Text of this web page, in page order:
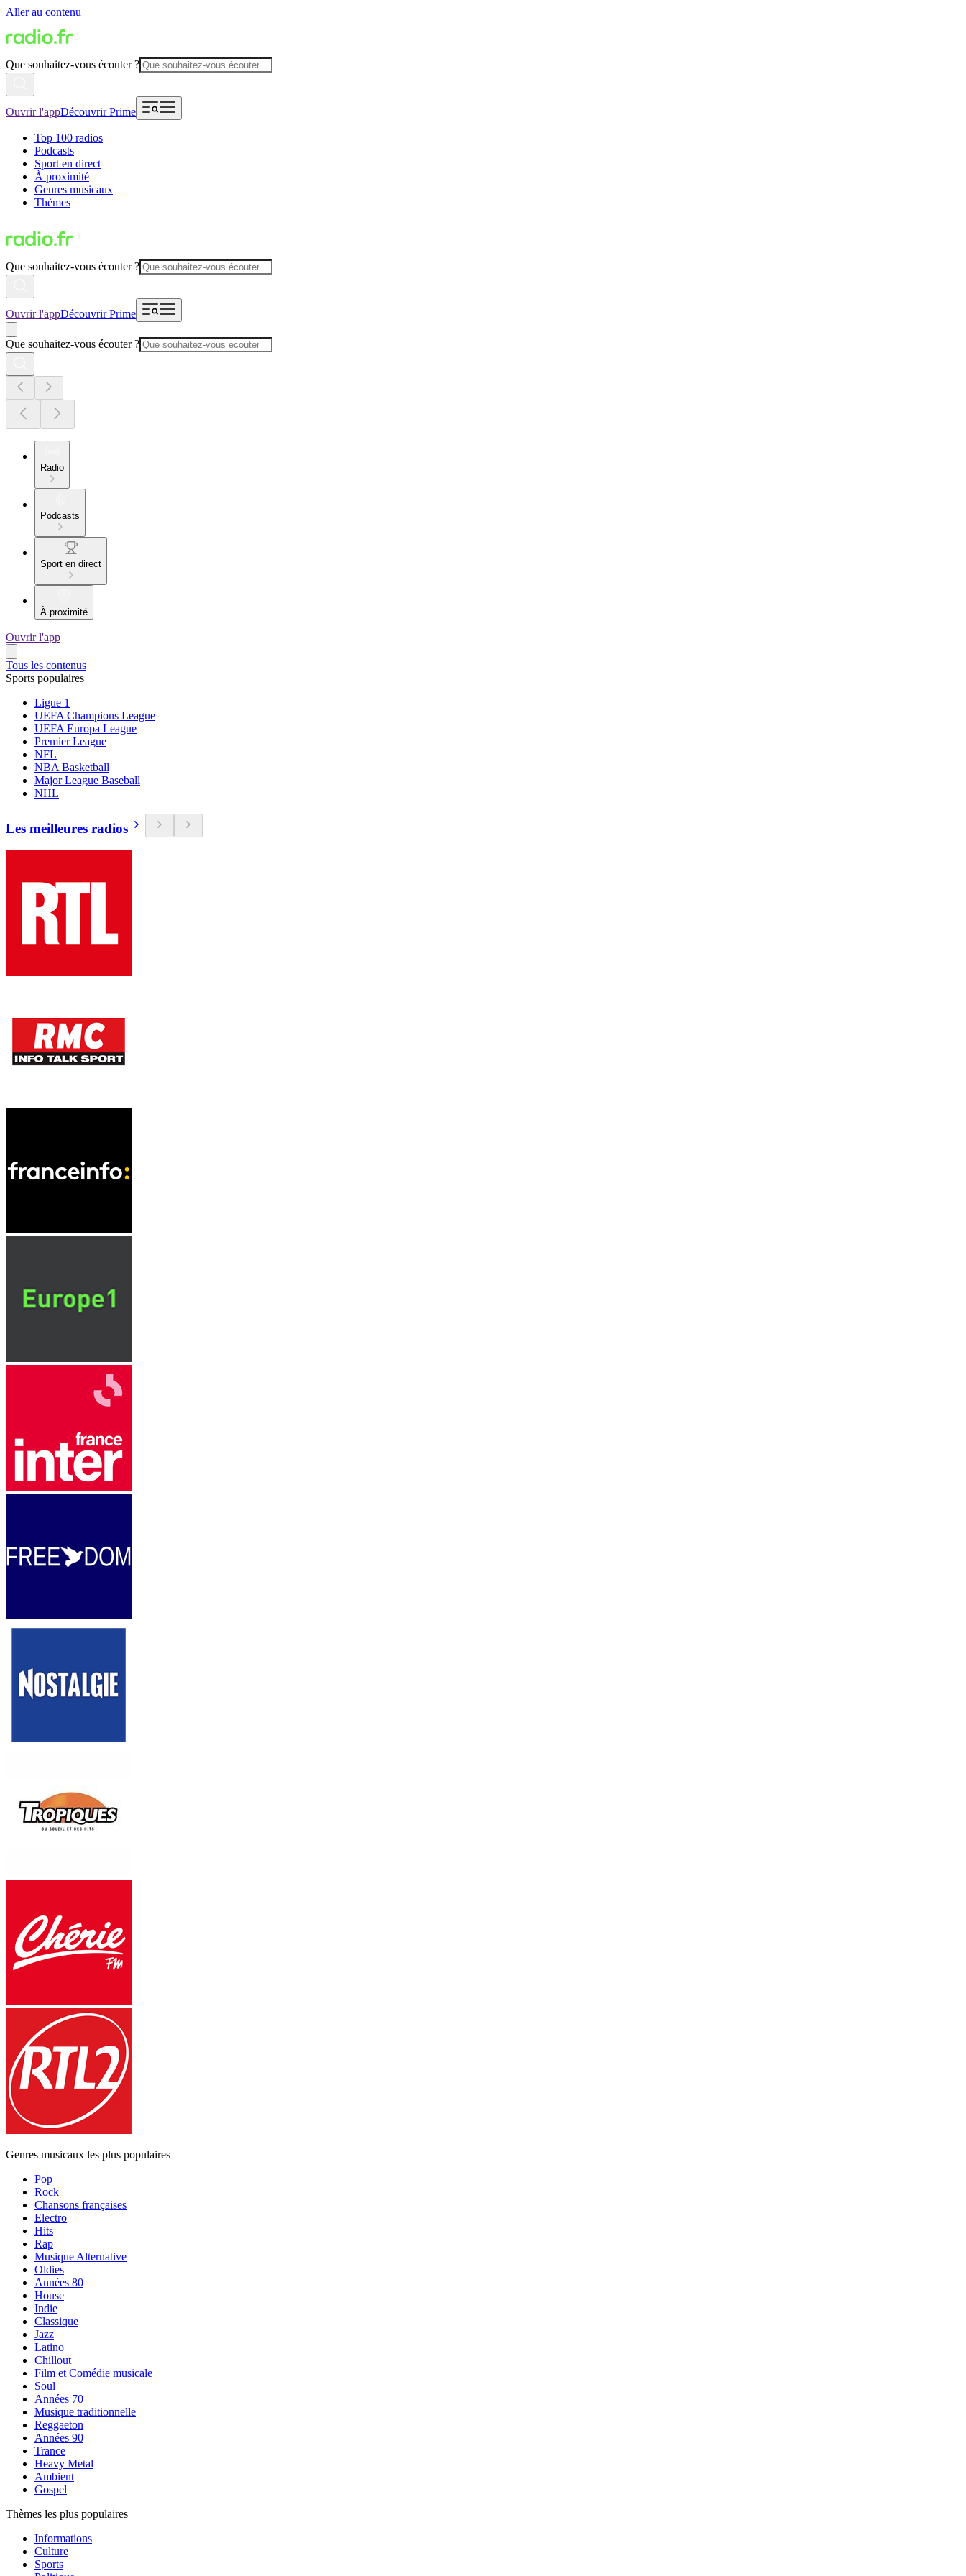
Aller au contenu
Que souhaitez-vous écouter ?
Ouvrir l'appDécouvrir Prime
Top 100 radios
Podcasts
Sport en direct
À proximité
Genres musicaux
Thèmes
Que souhaitez-vous écouter ?
Ouvrir l'appDécouvrir Prime
Que souhaitez-vous écouter ?
Radio
Podcasts
Sport en direct
À proximité
Ouvrir l'app
Tous les contenus
Sports populaires
Ligue 1
UEFA Champions League
UEFA Europa League
Premier League
NFL
NBA Basketball
Major League Baseball
NHL
Les meilleures radios
Genres musicaux les plus populaires
Pop
Rock
Chansons françaises
Electro
Hits
Rap
Musique Alternative
Oldies
Années 80
House
Indie
Classique
Jazz
Latino
Chillout
Film et Comédie musicale
Soul
Années 70
Musique traditionnelle
Reggaeton
Années 90
Trance
Heavy Metal
Ambient
Gospel
Thèmes les plus populaires
Informations
Culture
Sports